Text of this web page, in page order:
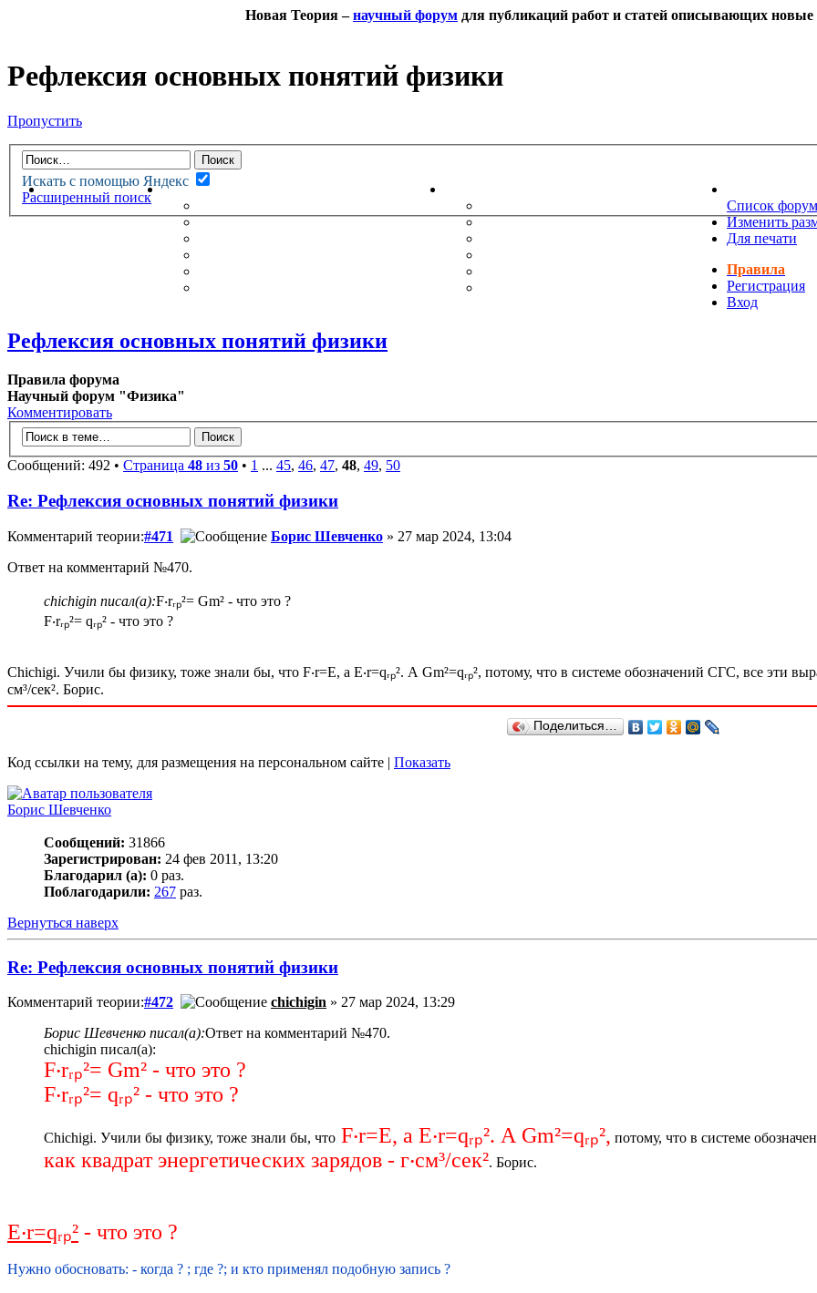
Новая Теория –научный форум для публикаций работ и статей описывающих новые
Рефлексия основных понятий физики
Пропустить
Искать с помощью Яндекс
Расширенный поиск
НОВАЯ ТЕОРИЯФОРУМ
НЕПРОЧИТАННЫЕ СООБЩЕНИЯ
ПОЖЕЛАНИЯ
НОВОСТИ
Список
Изменить
Для печати
Правила
Регистрация
Вход
Рефлексия основных понятий физики
Правила форума
Научный форум "Физика"
Комментировать
Сообщений: 492 • Страница 48 из 50 • 1 ... 45, 46, 47, 48, 49, 50
Re: Рефлексия основных понятий физики
Комментарий теории:#471 Борис Шевченко » 27 мар 2024, 13:04
Ответ на комментарий №470.
chichigin писал(а):F‧rᵣₚ²= Gm² - что это ?
F‧rᵣₚ²= qᵣₚ² - что это ?
Chichigi. Учили бы физику, тоже знали бы, что F‧r=E, а Е‧r=qᵣₚ². А Gm²=qᵣₚ², потому, что в системе обозначений СГС, все эти
см³/сек². Борис.
Поделиться…
Код ссылки на тему, для размещения на персональном сайте | Показать
Борис Шевченко
Сообщений: 31866
Зарегистрирован: 24 фев 2011, 13:20
Благодарил (а): 0 раз.
Поблагодарили: 267 раз.
Вернуться наверх
Re: Рефлексия основных понятий физики
Комментарий теории:#472 chichigin » 27 мар 2024, 13:29
Борис Шевченко писал(а):Ответ на комментарий №470.
chichigin писал(а):
F‧rᵣₚ²= Gm² - что это ?
F‧rᵣₚ²= qᵣₚ² - что это ?
Chichigi. Учили бы физику, тоже знали бы, что F‧r=E, а Е‧r=qᵣₚ². А Gm²=qᵣₚ², потому, что в системе
как квадрат энергетических зарядов - г‧см³/сек². Борис.
Е‧r=qᵣₚ² - что это ?
Нужно обосновать: - когда ? ; где ?; и кто применял подобную запись ?